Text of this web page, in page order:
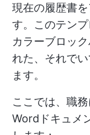
現在の履歴書
す。このテン
カラーブロッ
れた、それで
ます。
ここでは、職
Wordドキュメ